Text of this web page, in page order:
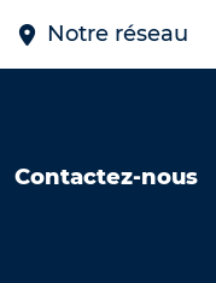
Notre réseau
Contactez-nous